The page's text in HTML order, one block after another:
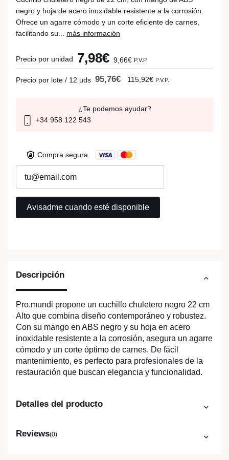
Descripción
Pro.mundi propone un cuchillo chuletero negro 22 cm
Alto que combina diseño contemporáneo y robustez.
Con su mango en ABS negro y su hoja en acero
inoxidable resistente a la corrosión, asegura un agarre
cómodo y un corte óptimo de carnes. De fácil
mantenimiento, es perfecto para profesionales de la
restauración que buscan elegancia y funcionalidad.
Detalles del producto
Reviews(0)
negro y hoja de acero inoxidable resistente a la corrosión.
Ofrece un agarre cómodo y un corte eficiente de carnes,
facilitando su... más información
Precio por unidad 7,98€ 9,66€ P.V.P.
Precio por lote / 12 uds 95,76€ 115,92€ P.V.P.
¿Te podemos ayudar?
+34 958 122 543
Compra segura